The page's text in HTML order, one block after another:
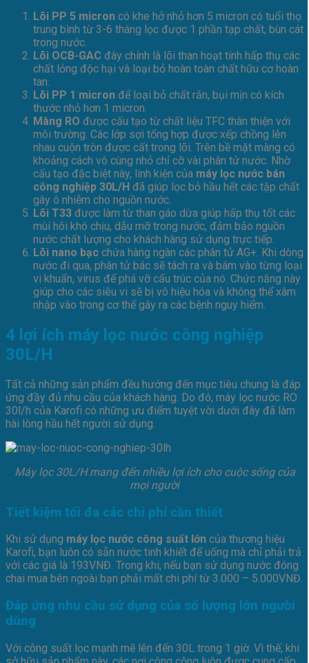
Lõi PP 5 micron có khe hở nhỏ hơn 5 micron có tuổi thọ
trung bình từ 3-6 tháng lọc được 1 phần tạp chất, bùn cát
trong nước.
Lõi OCB-GAC đây chính là lõi than hoạt tính hấp thụ các
chất lỏng độc hại và loại bỏ hoàn toàn chất hữu cơ hoàn
tan.
Lõi PP 1 micron để loại bỏ chất rắn, bụi mịn có kích
thước nhỏ hơn 1 micron.
Màng RO được cấu tạo từ chất liệu TFC thân thiện với
môi trường. Các lớp sợi tổng hợp được xếp chồng lên
nhau cuộn tròn được cất trong lõi. Trên bề mặt màng có
khoảng cách vô cùng nhỏ chỉ cỡ vài phân tử nước. Nhờ
cấu tạo đặc biệt này, linh kiện của máy lọc nước bán
công nghiệp 30L/H đã giúp lọc bỏ hầu hết các tập chất
gây ô nhiễm cho nguồn nước.
Lõi T33 được làm từ than gáo dừa giúp hấp thụ tốt các
mùi hôi khó chịu, dẫu mỡ trong nước, đảm bảo nguồn
nước chất lượng cho khách hàng sử dụng trực tiếp.
Lõi nano bạc chứa hàng ngàn các phân tử AG+. Khi dòng
nước đi qua, phân tử bác sẽ tách ra và bám vào từng loại
vi khuẩn, virus để phá vỡ cấu trúc của nó. Chức năng này
giúp cho các siêu vi sẽ bị vô hiệu hóa và không thể xâm
nhập vào trong cơ thể gây ra các bệnh nguy hiểm.
4 lợi ích máy lọc nước công nghiệp
30L/H
Tất cả những sản phẩm đều hướng đến mục tiêu chung là đáp
ứng đầy đủ nhu cầu của khách hàng. Do đó, máy lọc nước RO
30l/h của Karofi có những ưu điểm tuyệt vời dưới đây đã làm
hài lòng hầu hết người sử dụng.
Máy lọc 30L/H mang đến nhiều lợi ích cho cuộc sống của
mọi người
Tiết kiệm tối đa các chi phí cần thiết
Khi sử dụng máy lọc nước công suất lớn của thương hiệu
Karofi, bạn luôn có sẵn nước tinh khiết để uống mà chỉ phải trả
với các giá là 193VNĐ. Trong khi, nếu bạn sử dụng nước đóng
chai mua bên ngoài bạn phải mất chi phí từ 3.000 – 5.000VNĐ.
Đáp ứng nhu cầu sử dụng của số lượng lớn người
dùng
Với công suất lọc mạnh mẽ lên đến 30L trong 1 giờ. Vì thế, khi